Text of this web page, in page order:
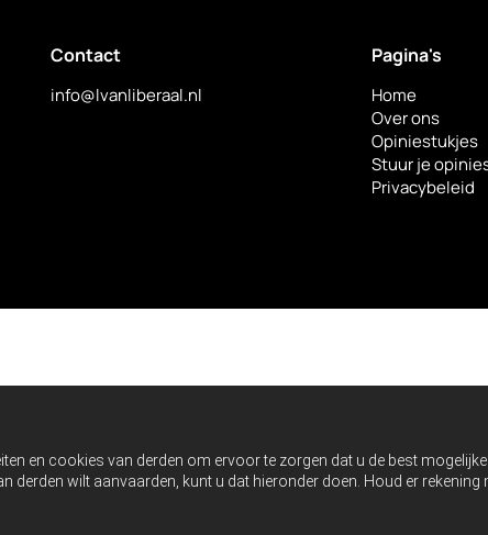
en cookies van derden om ervoor te zorgen dat u de best
derden wilt aanvaarden, kunt u dat hieronder doen. Houd er
Contact
info@lvanliberaal.nl
Pagina's
Home
Over ons
Opiniestukjes
Stuur je
Privacybeleid